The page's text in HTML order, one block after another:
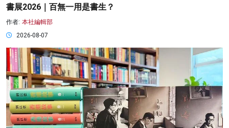
書展2026｜百無一用是書生？
作者: 本社編輯部
2026-08-07